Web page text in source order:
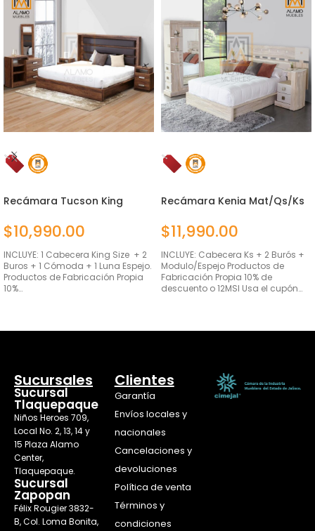
Recámara Tucson King
$10,990.00
INCLUYE: 1 Cabecera King Size + 2
Buros + 1 Cómoda + 1 Luna Espejo.
Productos de Fabricación Propia
10%…
Recámara Kenia Mat/Qs/Ks
$11,990.00
INCLUYE: Cabecera Ks + 2 Burós +
Modulo/Espejo Productos de
Fabricación Propia 10% de
descuento o 12MSI Usa el cupón…
Sucursales
Sucursal
Tlaquepaque
Niños Heroes 709,
Local No. 2, 13, 14 y
15 Plaza Alamo
Center,
Tlaquepaque.
Sucursal
Zapopan
Félix Rougier 3832-
B, Col. Loma Bonita,
Clientes
Garantía
Envíos locales y
nacionales
Cancelaciones y
devoluciones
Política de venta
Términos y
condiciones